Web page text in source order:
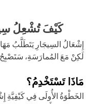
كَيْفَ تُشْعِلُ
إِشْعَالُ السِيجَارِ يَتَطَلَّبُ
لَكِنْ مَعَ المُمارَسَةِ، سَتَصْبِحُ
مَاذَا تَسْتَخْدِمُ؟
الخَطْوَةُ الأُولَى فِي كَيْفِيَّةِ